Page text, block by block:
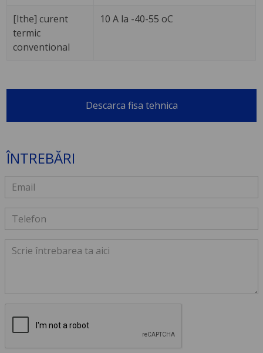
[Ithe] curent
termic
conventional
10 A la -40-55 oC
Descarca fisa tehnica
ÎNTREBĂRI